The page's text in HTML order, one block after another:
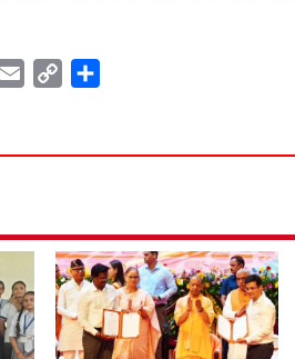
i
y
n
k
r